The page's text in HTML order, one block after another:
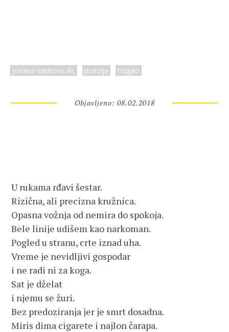
jovana vaskovic ilic poezija trugao
Objavljeno: 08.02.2018
U rukama rđavi šestar.
Rizična, ali precizna kružnica.
Opasna vožnja od nemira do spokoja.
Bele linije udišem kao narkoman.
Pogled u stranu, crte iznad uha.
Vreme je nevidljivi gospodar
i ne radi ni za koga.
Sat je dželat
i njemu se žuri.
Bez predoziranja jer je smrt dosadna.
Miris dima cigarete i najlon čarapa.